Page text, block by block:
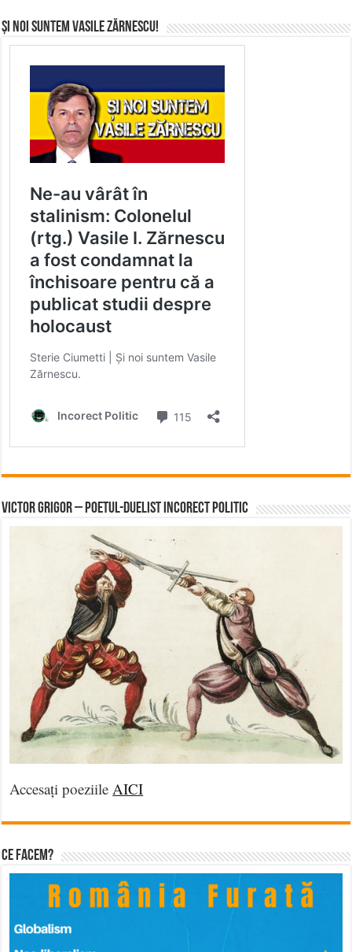
Și noi suntem Vasile Zărnescu!
Victor Grigor – Poetul-Duelist Incorect Politic
Accesați poeziile AICI
Ce facem?